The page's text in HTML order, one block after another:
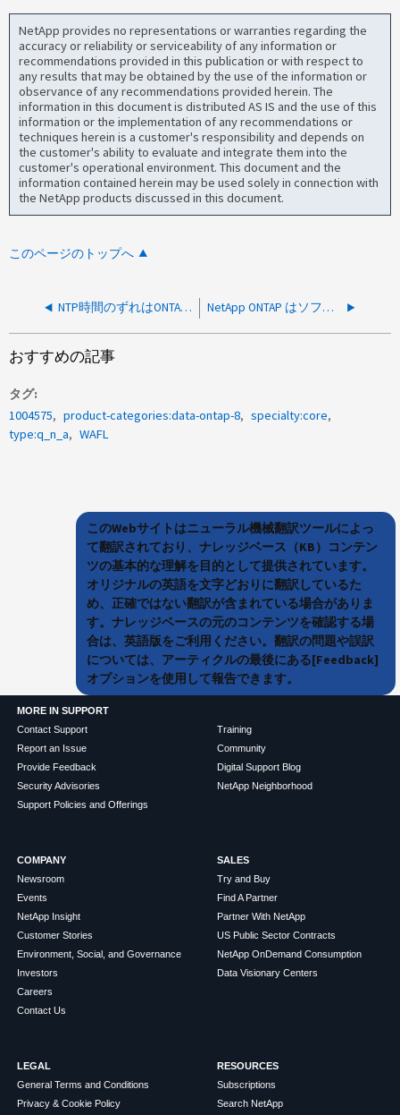
NetApp provides no representations or warranties regarding the
accuracy or reliability or serviceability of any information or
recommendations provided in this publication or with respect to
any results that may be obtained by the use of the information or
observance of any recommendations provided herein. The
information in this document is distributed AS IS and the use of this
information or the implementation of any recommendations or
techniques herein is a customer's responsibility and depends on
the customer's ability to evaluate and integrate them into the
customer's operational environment. This document and the
information contained herein may be used solely in connection with
the NetApp products discussed in this document.
このページのトップへ
NTP時間のずれはONTAP 9システムに影響しますか。 NetApp ONTAP はソフトウェアベースの方法を使用して HDD を完全に破壊できますか
おすすめの記事
タグ
1004575
product-categories:data-ontap-8
specialty:core
type:q_n_a
WAFL
このWebサイトはニューラル機械翻訳ツールによっ
て翻訳されており、ナレッジベース（KB）コンテン
ツの基本的な理解を目的として提供されています。
オリジナルの英語を文字どおりに翻訳しているた
め、正確ではない翻訳が含まれている場合がありま
す。ナレッジベースの元のコンテンツを確認する場
合は、英語版をご利用ください。翻訳の問題や誤訳
については、アーティクルの最後にある[Feedback]
オプションを使用して報告できます。
MORE IN SUPPORT
Contact Support
Report an Issue
Provide Feedback
Security Advisories
Support Policies and Offerings
Training
Community
Digital Support Blog
NetApp Neighborhood
COMPANY
Newsroom
Events
NetApp Insight
Customer Stories
Environment, Social, and Governance
Investors
Careers
Contact Us
SALES
Try and Buy
Find A Partner
Partner With NetApp
US Public Sector Contracts
NetApp OnDemand Consumption
Data Visionary Centers
LEGAL
General Terms and Conditions
Privacy & Cookie Policy
RESOURCES
Subscriptions
Search NetApp